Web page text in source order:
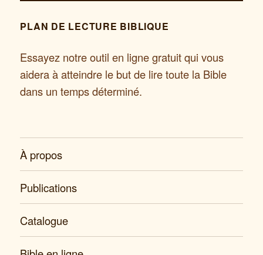
PLAN DE LECTURE BIBLIQUE
Essayez notre outil en ligne gratuit qui vous
aidera à atteindre le but de lire toute la Bible
dans un temps déterminé.
À propos
Publications
Catalogue